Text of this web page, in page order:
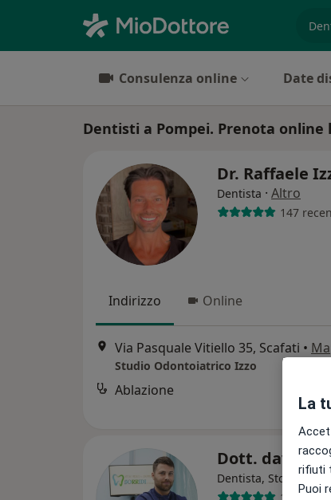
Consulenza online Date
Dentisti a Pompei. Prenota online
Dr. Raffaele
Dentista · Altro
147
Indirizzo Online
Via Pasquale Vitiello 35, Scafati •
Studio Odontoiatrico Izzo
Ablazione
Dott. davide
Dentista,
119
La
rifiuti
Puoi